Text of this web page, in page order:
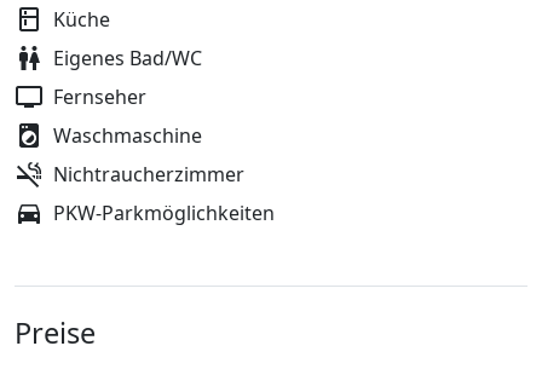
Küche
Eigenes Bad/WC
Fernseher
Waschmaschine
Nichtraucherzimmer
PKW-Parkmöglichkeiten
Preise